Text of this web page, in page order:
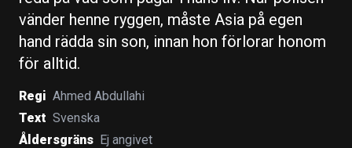
vänder henne ryggen, måste Asia på egen
hand rädda sin son, innan hon förlorar honom
för alltid.
Regi Ahmed Abdullahi
Text Svenska
Åldersgräns Ej angivet